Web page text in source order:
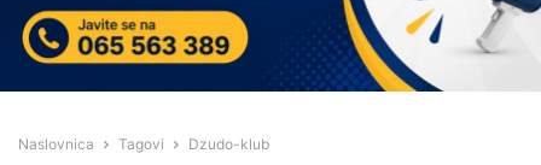
Naslovnica Tagovi Dzudo-klub